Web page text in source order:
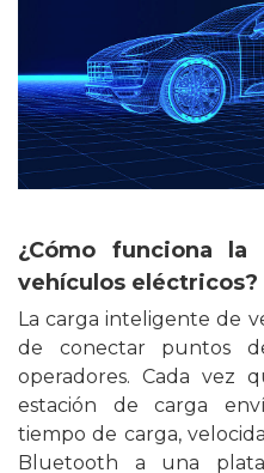
¿Cómo funciona
vehículos eléctricos?
La carga inteligente de
de conectar puntos
operadores. Cada vez
estación de carga
tiempo de carga,
Bluetooth a una